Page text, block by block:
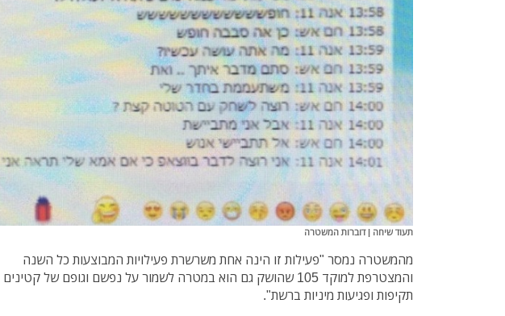
תעוד שיחה | דוברות המשטרה
מהמשטרה נמסר "פעילות זו הינה אחת משרשרת פעילויות המבוצעות כל השנה
והמצטרפת למוקד 105 שהושק גם הוא במטרה לשמור על נפשם וגופם של
תקיפות ופגיעות מיניות ברשת".